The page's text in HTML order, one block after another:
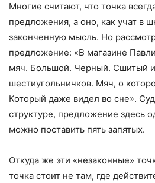
Многие считают, что точка
предложения, а оно, как учат в
законченную мысль. Но
предложение: «В магазине
мяч. Большой. Черный. Сшитый
шестиугольничков. Мяч, о
Который даже видел во сне».
структуре, предложение здесь
можно поставить пять запятых.
Откуда же эти «незаконные»
точка стоит не там, где